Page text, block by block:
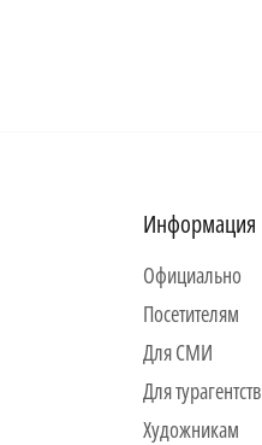
Информация
Официально
Посетителям
Для СМИ
Для турагентств
Художникам